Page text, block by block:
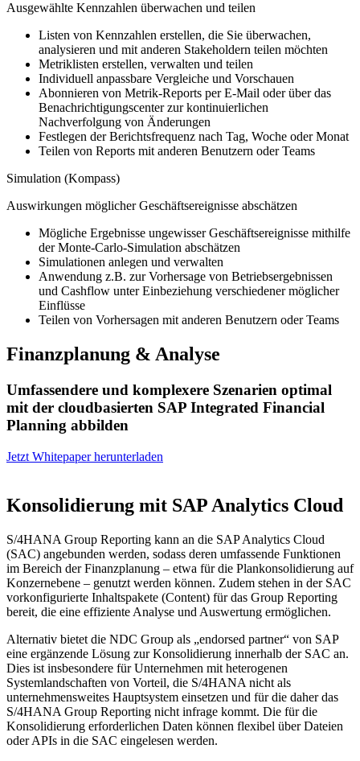
Ausgewählte Kennzahlen überwachen und teilen
Listen von Kennzahlen erstellen, die Sie überwachen,
analysieren und mit anderen Stakeholdern teilen möchten
Metriklisten erstellen, verwalten und teilen
Individuell anpassbare Vergleiche und Vorschauen
Abonnieren von Metrik-Reports per E-Mail oder über das
Benachrichtigungscenter zur kontinuierlichen
Nachverfolgung von Änderungen
Festlegen der Berichtsfrequenz nach Tag, Woche oder Monat
Teilen von Reports mit anderen Benutzern oder Teams
Simulation (Kompass)
Auswirkungen möglicher Geschäftsereignisse abschätzen
Mögliche Ergebnisse ungewisser Geschäftsereignisse mithilfe
der Monte-Carlo-Simulation abschätzen
Simulationen anlegen und verwalten
Anwendung z.B. zur Vorhersage von Betriebsergebnissen
und Cashflow unter Einbeziehung verschiedener möglicher
Einflüsse
Teilen von Vorhersagen mit anderen Benutzern oder Teams
Finanzplanung & Analyse
Umfassendere und komplexere Szenarien optimal
mit der cloudbasierten SAP Integrated Financial
Planning abbilden
Jetzt Whitepaper herunterladen
Konsolidierung mit SAP Analytics Cloud
S/4HANA Group Reporting kann an die SAP Analytics Cloud
(SAC) angebunden werden, sodass deren umfassende Funktionen
im Bereich der Finanzplanung – etwa für die Plankonsolidierung auf
Konzernebene – genutzt werden können. Zudem stehen in der SAC
vorkonfigurierte Inhaltspakete (Content) für das Group Reporting
bereit, die eine effiziente Analyse und Auswertung ermöglichen.
Alternativ bietet die NDC Group als „endorsed partner“ von SAP
eine ergänzende Lösung zur Konsolidierung innerhalb der SAC an.
Dies ist insbesondere für Unternehmen mit heterogenen
Systemlandschaften von Vorteil, die S/4HANA nicht als
unternehmensweites Hauptsystem einsetzen und für die daher das
S/4HANA Group Reporting nicht infrage kommt. Die für die
Konsolidierung erforderlichen Daten können flexibel über Dateien
oder APIs in die SAC eingelesen werden.